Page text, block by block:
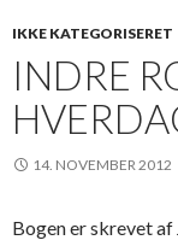
IKKE KATEGORISERET
INDRE
14. NOVEMBER 2012
Bogen er skrevet af